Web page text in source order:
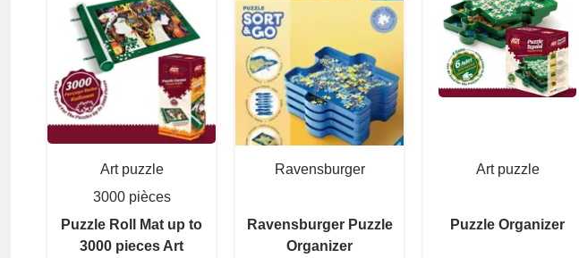
Art puzzle
3000 pièces
Puzzle Roll Mat up to
3000 pieces Art
Ravensburger
Ravensburger Puzzle
Organizer
Art puzzle
Puzzle Organizer